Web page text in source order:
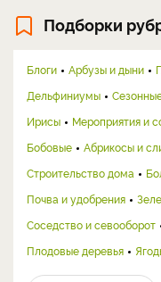
Подборки
Блоги Арбузы и дыни
Дельфиниумы
Ирисы
Мероприятия и
Бобовые
Абрикосы и
Строительство дома
Почва и удобрения
Соседство и севооборот
Плодовые деревья